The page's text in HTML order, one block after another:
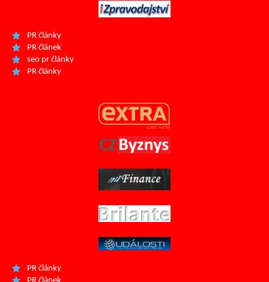
PR články
PR článek
seo pr články
PR články
PR články